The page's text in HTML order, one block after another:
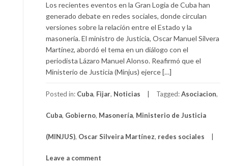
Los recientes eventos en la Gran Logia de Cuba han
generado debate en redes sociales, donde circulan
versiones sobre la relación entre el Estado y la
masonería. El ministro de Justicia, Oscar Manuel Silvera
Martínez, abordó el tema en un diálogo con el
periodista Lázaro Manuel Alonso. Reafirmó que el
Ministerio de Justicia (Minjus) ejerce […]
Posted in: Cuba, Fijar, Noticias Tagged:Asociacion,
Cuba, Gobierno, Masonería, Ministerio de Justicia
(MINJUS), Oscar Silveira Martínez, redes sociales
Leave a comment